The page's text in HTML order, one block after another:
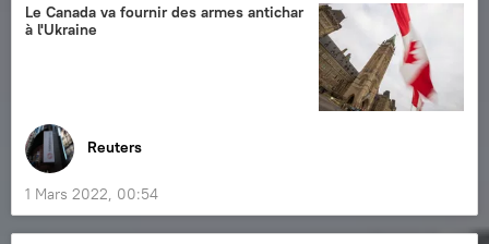
Le Canada va fournir des armes antichar
à l'Ukraine
Reuters
1 Mars 2022, 00:54